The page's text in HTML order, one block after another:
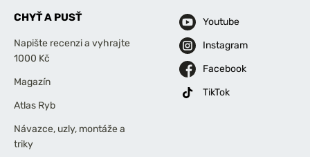
CHYŤ A PUSŤ
Napište recenzi a vyhrajte
1000 Kč
Magazín
Atlas Ryb
Návazce, uzly, montáže a
triky
Youtube
Instagram
Facebook
TikTok